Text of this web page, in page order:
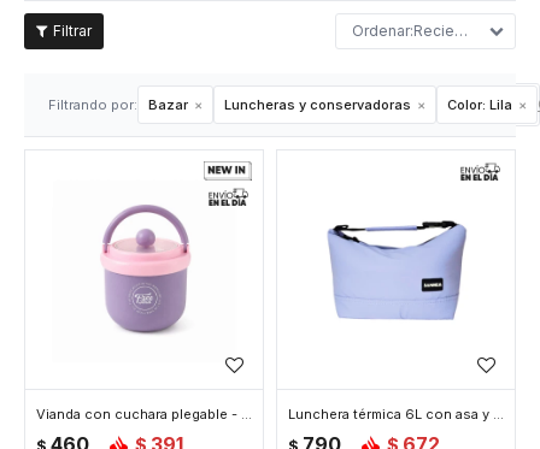
Recientes
Filtrando por: Bazar Luncheras y conservadoras Color: Lila
Vianda con cuchara plegable - Lila
$
Lunchera térmica 6L con asa y correa para colgar 23x14x20cm - Lila
$